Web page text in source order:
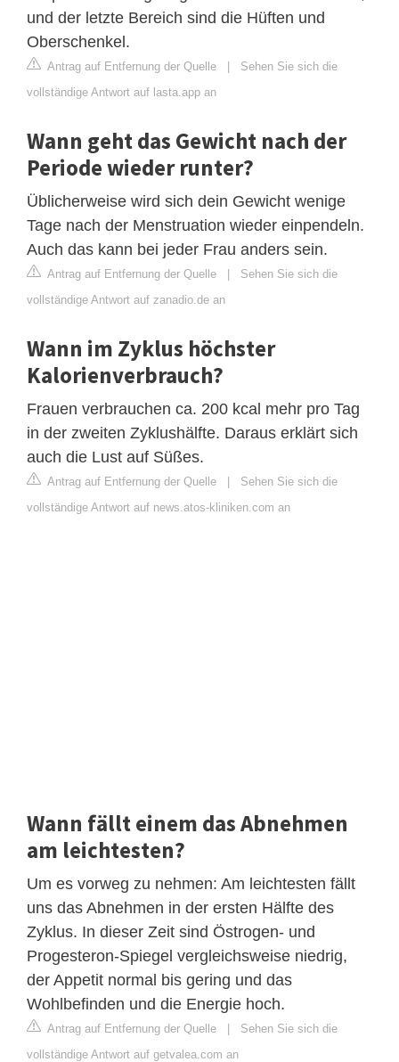
und der letzte Bereich sind die Hüften und
Oberschenkel.
Antrag auf Entfernung der Quelle | Sehen Sie sich die
vollständige Antwort auf lasta.app an
Wann geht das Gewicht nach der
Periode wieder runter?
Üblicherweise wird sich dein Gewicht wenige
Tage nach der Menstruation wieder einpendeln.
Auch das kann bei jeder Frau anders sein.
Antrag auf Entfernung der Quelle | Sehen Sie sich die
vollständige Antwort auf zanadio.de an
Wann im Zyklus höchster
Kalorienverbrauch?
Frauen verbrauchen ca. 200 kcal mehr pro Tag
in der zweiten Zyklushälfte. Daraus erklärt sich
auch die Lust auf Süßes.
Antrag auf Entfernung der Quelle | Sehen Sie sich die
vollständige Antwort auf news.atos-kliniken.com an
Wann fällt einem das Abnehmen
am leichtesten?
Um es vorweg zu nehmen: Am leichtesten fällt
uns das Abnehmen in der ersten Hälfte des
Zyklus. In dieser Zeit sind Östrogen- und
Progesteron-Spiegel vergleichsweise niedrig,
der Appetit normal bis gering und das
Wohlbefinden und die Energie hoch.
Antrag auf Entfernung der Quelle | Sehen Sie sich die
vollständige Antwort auf getvalea.com an